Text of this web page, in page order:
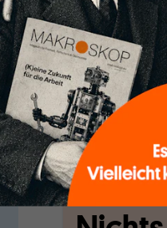
Mehrheit der
entweder
Einwohnern hat
Darüber hinaus
verurteilen, eine
zuungunsten der
[...]